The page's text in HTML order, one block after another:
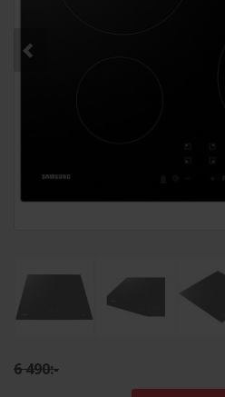
6 490:-